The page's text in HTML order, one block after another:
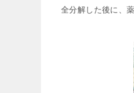
全分解した後に、